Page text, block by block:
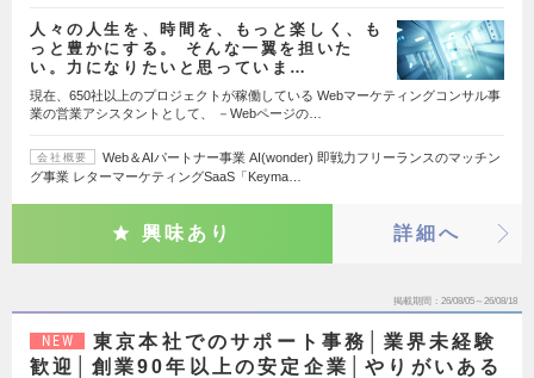
人々の人生を、時間を、もっと楽しく、も
っと豊かにする。 そんな一翼を担いた
い。力になりたいと思っていま…
現在、650社以上のプロジェクトが稼働している Webマーケティングコンサル事
業の営業アシスタントとして、 －Webページの…
会社概要
Web＆AIパートナー事業 AI(wonder) 即戦力フリーランスのマッチン
グ事業 レターマーケティングSaaS「Keyma…
興味あり 詳細へ
掲載期間 26/08/05～26/08/18
NEW
東京本社でのサポート事務│業界未経験
歓迎│創業90年以上の安定企業│やりがいある